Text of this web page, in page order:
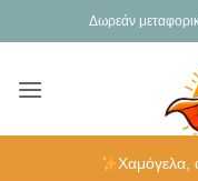
στο
Δωρεάν
Χαμόγελα,